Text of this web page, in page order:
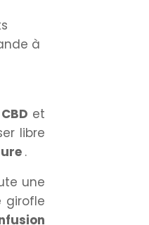
à
et
libre
.
une
girofle